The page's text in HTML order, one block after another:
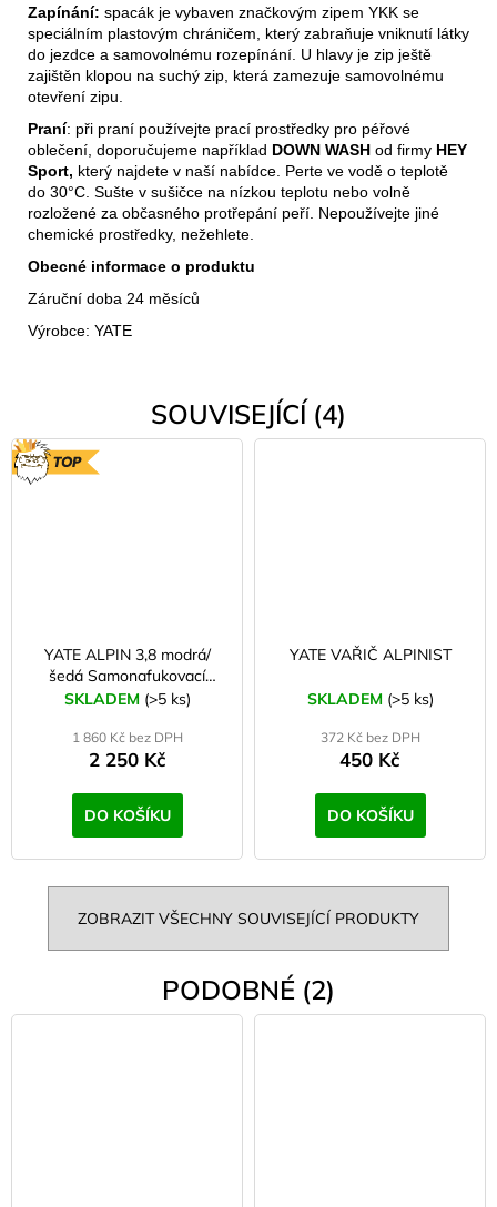
Zapínání: spacák je vybaven značkovým zipem YKK se
speciálním plastovým chráničem, který zabraňuje vniknutí látky
do jezdce a samovolnému rozepínání. U hlavy je zip ještě
zajištěn klopou na suchý zip, která zamezuje samovolnému
otevření zipu.
Praní: při praní používejte prací prostředky pro péřové
oblečení, doporučujeme například DOWN WASH od firmy HEY
Sport, který najdete v naší nabídce. Perte ve vodě o teplotě
do 30°C. Sušte v sušičce na nízkou teplotu nebo volně
rozložené za občasného protřepání peří. Nepoužívejte jiné
chemické prostředky, nežehlete.
Obecné informace o produktu
Záruční doba 24 měsíců
Výrobce: YATE
SOUVISEJÍCÍ (4)
YATE ALPIN 3,8 modrá/
šedá Samonafukovací
karimatka
SKLADEM (>5 ks)
1 860 Kč bez DPH
2 250 Kč
DO KOŠÍKU
YATE VAŘIČ ALPINIST
SKLADEM (>5 ks)
372 Kč bez DPH
450 Kč
DO KOŠÍKU
ZOBRAZIT VŠECHNY SOUVISEJÍCÍ PRODUKTY
PODOBNÉ (2)